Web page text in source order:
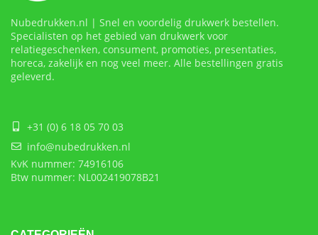
Nubedrukken.nl | Snel en voordelig drukwerk bestellen.
Specialisten op het gebied van drukwerk voor
relatiegeschenken, consument, promoties, presentaties,
horeca, zakelijk en nog veel meer. Alle bestellingen gratis
geleverd.
+31 (0) 6 18 05 70 03
info@nubedrukken.nl
KvK nummer: 74916106
Btw nummer: NL002419078B21